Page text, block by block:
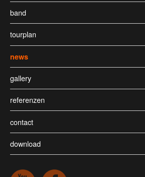
band
tourplan
news
gallery
referenzen
contact
download